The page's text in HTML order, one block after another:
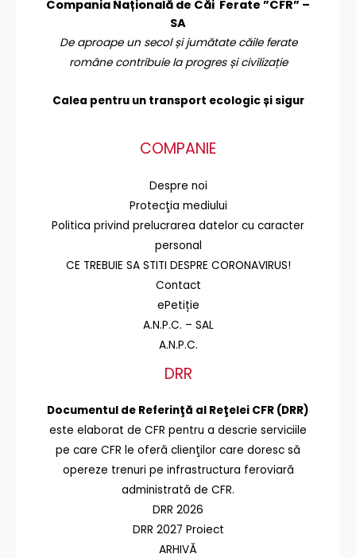
Compania Națională de Căi Ferate ”CFR” –
SA
De aproape un secol și jumătate căile ferate
române contribuie la progres și civilizație
Calea pentru un transport ecologic și sigur
COMPANIE
Despre noi
Protecţia mediului
Politica privind prelucrarea datelor cu caracter
personal
CE TREBUIE SA STITI DESPRE CORONAVIRUS!
Contact
ePetiție
A.N.P.C. – SAL
A.N.P.C.
DRR
Documentul de Referinţă al Reţelei CFR (DRR)
este elaborat de CFR pentru a descrie serviciile
pe care CFR le oferă clienţilor care doresc să
opereze trenuri pe infrastructura feroviară
administrată de CFR.
DRR 2026
DRR 2027 Proiect
ARHIVĂ